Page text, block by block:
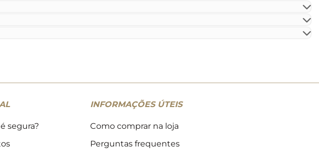
segura?
INFORMAÇÕES ÚTEIS
Como comprar na loja
Perguntas frequentes